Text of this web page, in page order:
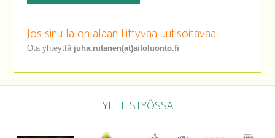
Jos sinulla on alaan liittyvää uutisoitavaa
Ota yhteyttä juha.rutanen(at)aitoluonto.fi
YHTEISTYÖSSÄ